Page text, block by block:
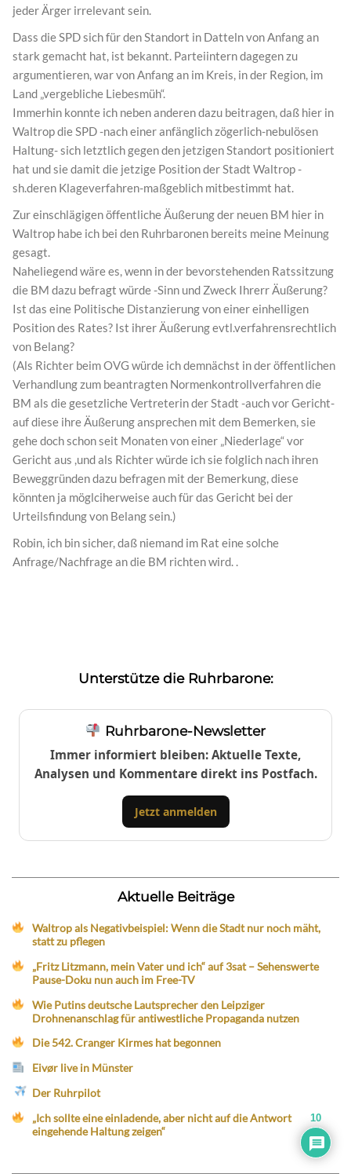
jeder Ärger irrelevant sein.
Dass die SPD sich für den Standort in Datteln von Anfang an
stark gemacht hat, ist bekannt. Parteiintern dagegen zu
argumentieren, war von Anfang an im Kreis, in der Region, im
Land „vergebliche Liebesmüh“.
Immerhin konnte ich neben anderen dazu beitragen, daß hier in
Waltrop die SPD -nach einer anfänglich zögerlich-nebulösen
Haltung- sich letztlich gegen den jetzigen Standort positioniert
hat und sie damit die jetzige Position der Stadt Waltrop -
sh.deren Klageverfahren-maßgeblich mitbestimmt hat.
Zur einschlägigen öffentliche Äußerung der neuen BM hier in
Waltrop habe ich bei den Ruhrbaronen bereits meine Meinung
gesagt.
Naheliegend wäre es, wenn in der bevorstehenden Ratssitzung
die BM dazu befragt würde -Sinn und Zweck Ihrerr Äußerung?
Ist das eine Politische Distanzierung von einer einhelligen
Position des Rates? Ist ihrer Äußerung evtl.verfahrensrechtlich
von Belang?
(Als Richter beim OVG würde ich demnächst in der öffentlichen
Verhandlung zum beantragten Normenkontrollverfahren die
BM als die gesetzliche Vertreterin der Stadt -auch vor Gericht-
auf diese ihre Äußerung ansprechen mit dem Bemerken, sie
gehe doch schon seit Monaten von einer „Niederlage“ vor
Gericht aus ,und als Richter würde ich sie folglich nach ihren
Beweggründen dazu befragen mit der Bemerkung, diese
könnten ja möglciherweise auch für das Gericht bei der
Urteilsfindung von Belang sein.)
Robin, ich bin sicher, daß niemand im Rat eine solche
Anfrage/Nachfrage an die BM richten wird. .
Unterstütze die Ruhrbarone:
Ruhrbarone-Newsletter
Immer informiert bleiben: Aktuelle Texte,
Analysen und Kommentare direkt ins Postfach.
Jetzt anmelden
Aktuelle Beiträge
Waltrop als Negativbeispiel: Wenn die Stadt nur noch mäht,
statt zu pflegen
„Fritz Litzmann, mein Vater und ich“ auf 3sat – Sehenswerte
Pause-Doku nun auch im Free-TV
Wie Putins deutsche Lautsprecher den Leipziger
Drohnenanschlag für antiwestliche Propaganda nutzen
Die 542. Cranger Kirmes hat begonnen
Eivør live in Münster
Der Ruhrpilot
„Ich sollte eine einladende, aber nicht auf die Antwort
eingehende Haltung zeigen“
10